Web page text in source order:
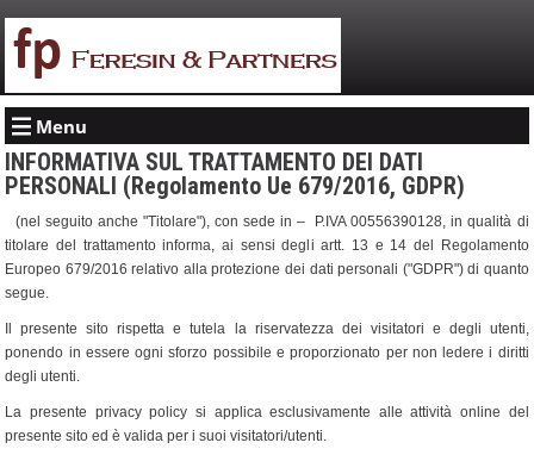
Menu
INFORMATIVA SUL TRATTAMENTO DEI DATI
PERSONALI (Regolamento Ue 679/2016, GDPR)
(nel seguito anche "Titolare"), con sede in – P.IVA 00556390128, in qualità di
titolare del trattamento informa, ai sensi degli artt. 13 e 14 del Regolamento
Europeo 679/2016 relativo alla protezione dei dati personali ("GDPR") di quanto
segue.
Il presente sito rispetta e tutela la riservatezza dei visitatori e degli utenti,
ponendo in essere ogni sforzo possibile e proporzionato per non ledere i diritti
degli utenti.
La presente privacy policy si applica esclusivamente alle attività online del
presente sito ed è valida per i suoi visitatori/utenti.